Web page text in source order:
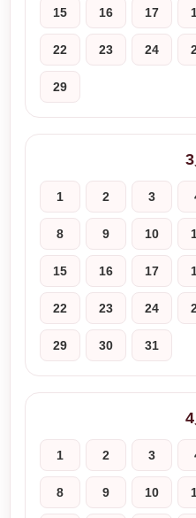
15 16 17
22 23 24
29
3
1 2 3
8 9 10
15 16 17
22 23 24
29 30 31
4
1 2 3
8 9 10